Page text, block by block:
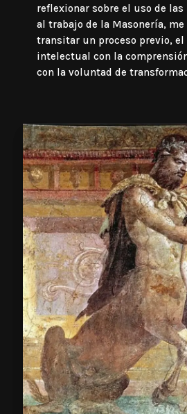
reflexionar sobre el uso de
al trabajo de la Masonería, me
transitar un proceso previo,
intelectual con la
con la voluntad de